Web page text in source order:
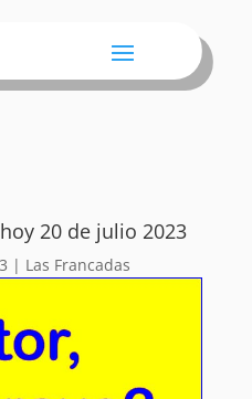
20 de julio 2023
| Las Francadas